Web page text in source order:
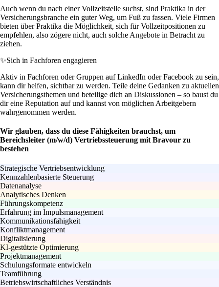
Auch wenn du nach einer Vollzeitstelle suchst, sind Praktika in der
Versicherungsbranche ein guter Weg, um Fuß zu fassen. Viele Firmen
bieten über Praktika die Möglichkeit, sich für Vollzeitpositionen zu
empfehlen, also zögere nicht, auch solche Angebote in Betracht zu
ziehen.
✨Sich in Fachforen engagieren
Aktiv in Fachforen oder Gruppen auf LinkedIn oder Facebook zu sein,
kann dir helfen, sichtbar zu werden. Teile deine Gedanken zu aktuellen
Versicherungsthemen und beteilige dich an Diskussionen – so baust du
dir eine Reputation auf und kannst von möglichen Arbeitgebern
wahrgenommen werden.
Wir glauben, dass du diese Fähigkeiten brauchst, um
Bereichsleiter (m/w/d) Vertriebssteuerung mit Bravour zu
bestehen
Strategische Vertriebsentwicklung
Kennzahlenbasierte Steuerung
Datenanalyse
Analytisches Denken
Führungskompetenz
Erfahrung im Impulsmanagement
Kommunikationsfähigkeit
Konfliktmanagement
Digitalisierung
KI-gestützte Optimierung
Projektmanagement
Schulungsformate entwickeln
Teamführung
Betriebswirtschaftliches Verständnis